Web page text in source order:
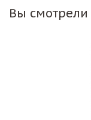
Вы смотрели